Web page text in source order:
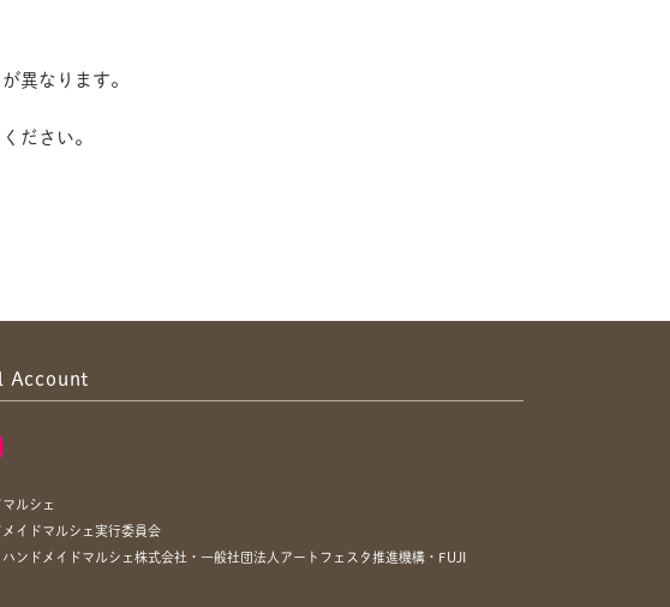
異なります。
ださい。
Account
ルシェ
イドマルシェ実行委員会
ンドメイドマルシェ株式会社・一般社団法人アートフェスタ推進機構・FUJI